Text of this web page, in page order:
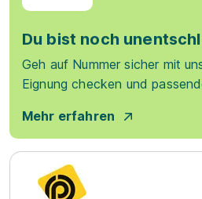
Du bist noch
Geh auf Nummer sicher mit
Eignung checken und
Mehr erfahren